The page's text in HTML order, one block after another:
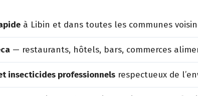
à Libin et dans toutes les communes
— restaurants, hôtels, bars, commerces
insecticides professionnels respectueux de